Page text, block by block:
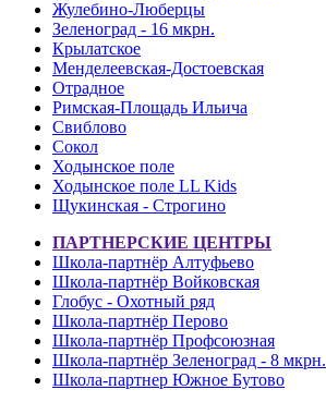
Жулебино-Люберцы
Зеленоград - 16 мкрн.
Крылатское
Менделеевская-Достоевская
Отрадное
Римская-Площадь Ильича
Свиблово
Сокол
Ходынское поле
Ходынское поле LL Kids
Щукинская - Строгино
ПАРТНЕРСКИЕ ЦЕНТРЫ
Школа-партнёр Алтуфьево
Школа-партнёр Войковская
Глобус - Охотный ряд
Школа-партнёр Перово
Школа-партнёр Профсоюзная
Школа-партнёр Зеленоград - 8 мкрн.
Школа-партнер Южное Бутово